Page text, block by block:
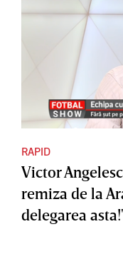
RAPID
Victor
remiza de la
delegarea